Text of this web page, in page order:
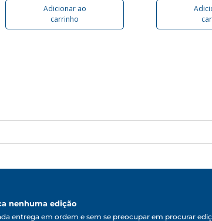
Adicionar ao
carrinho
nenhuma edição
entrega em ordem e sem se preocupar em procurar